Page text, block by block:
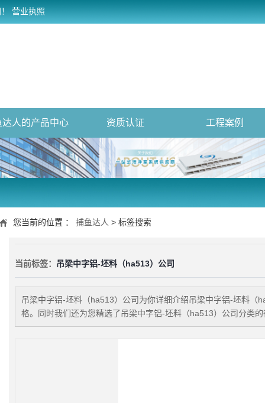
营业执照
达人的产品中心 资质认证 工程案例
您当前的位置 ： 捕鱼达人 > 标签搜索
当前标签： 吊梁中字铝-坯料（ha513）公司
吊梁中字铝-坯料（ha513）公司为你详细介绍吊梁中字铝-坯料（
格。同时我们还为您精选了吊梁中字铝-坯料（ha513）公司分类